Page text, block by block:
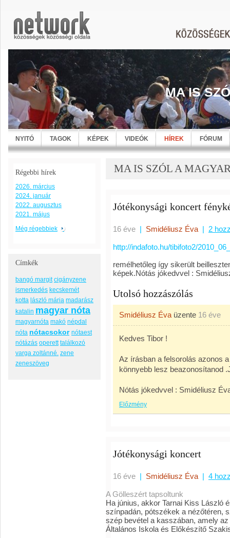
MA IS
NYITÓ TAGOK KÉPEK VIDEÓK HÍREK FÓRUM
Régebbi hírek
2026. március
2024. január
2022. augusztus
2021. május
Még régebbiek
Címkék
bangó margit cigányzene
ismerkedés kecskemét
kotta lászló mária madarász
katalin magyar nóta
magyarnóta makó népdal
nóta nótacsokor nótaest
nótázás operett találkozó
varga zoltánné. zene
zeneszöveg
MA IS SZÓL A
Jótékonysági koncert
16 éve | Smidéliusz Éva | 2
http://indafoto.hu/tibifoto2/
remélhetőleg így sikerült
képek.Nótás jókedvvel :
Utolsó hozzászólás
Smidéliusz Éva üzente 16 éve
Kedves Tibor !
Az írásban a felsorolás azonos
könnyebb lesz beazonosítanod
Nótás jókedvvel : Smidéliusz
Előzmény
Jótékonysági koncert
16 éve | Smidéliusz Éva | 4
A Gölleszért tapsoltunk
Ha június, akkor Tarnai Kiss László
színpadán, pótszékek a nézőtéren,
szép bevétel a kasszában, amely
Általános Iskola és Előkészítő